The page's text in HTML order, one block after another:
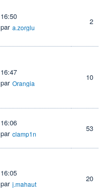
16:50
par a.zorglu
2
16:47
par Orangia
10
16:06
par clamp1n
53
16:05
par j.mahaut
20